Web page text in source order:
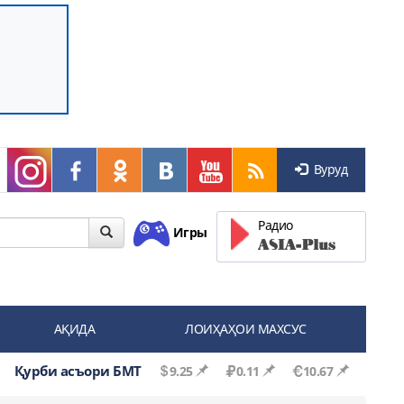
Вуруд
Игры Радио
АҚИДА ЛОИҲАҲОИ МАХСУС
Қурби асъори БМТ 9.25 0.11 10.67